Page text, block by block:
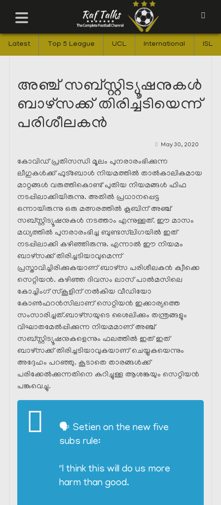
Latest Top 5 League UCL International ISL
അഞ്ച് സബ്സ്റ്റിട്യൂഷനുകൾ
ബാഴ്സക്ക് തിരിച്ചടിയെന്ന്
പരിശീലകൻ
May 30, 2020
കോവിഡ് പ്രതിസന്ധി മൂലം പുനരാരംഭിക്കുന്ന
ലീഗുകൾക്ക് ഫുട്ബോൾ നിയമത്തിൽ താൽകാലികമായ
മാറ്റങ്ങൾ വരുത്തികൊണ്ട് പുതിയ നിയമങ്ങൾ ഫിഫ
നടപ്പിലാക്കിയിരുന്നു. അതിൽ പ്രധാനപ്പെട്ട
ഒന്നായിരുന്നു ഒരു മത്സരത്തിൽ ക്ലബിന് അഞ്ച്
സബ്സ്റ്റിട്യൂഷനുകൾ നടത്താം എന്നുള്ളത്. ഈ മാസം
മധ്യത്തിൽ പുനരാരംഭിച്ച ബുണ്ടസ്‌ലിഗയിൽ ഇത്
നടപ്പിലാക്കി കഴിഞ്ഞിരുന്നു. എന്നാൽ ഈ നിയമം
ബാഴ്സക്ക് തിരിച്ചടിയാവുമെന്ന്
പ്രസ്താവിച്ചിരിക്കുകയാണ് ബാഴ്‌സ പരിശീലകൻ ക്വീക്കെ
സെറ്റിയൻ. കഴിഞ്ഞ ദിവസം ലാസ് പാൽമസിലെ
കോച്ചിംഗ് സ്‌കൂളിന് നൽകിയ വീഡിയോ
കോൺഫറൻസിലാണ് സെറ്റിയൻ ഇക്കാര്യത്തെ
സംസാരിച്ചത്.ബാഴ്‌സയുടെ ശൈലിക്കും തന്ത്രങ്ങളും
വിഘാതമേൽപ്പിക്കുന്ന നിയമമാണ് അഞ്ച്
സബ്സ്റ്റിട്യൂഷനുകളെന്നും ഫലത്തിൽ ഇത് ഇത്
ബാഴ്സക്ക് തിരിച്ചടിയാവുകയാണ് ചെയ്യുകയെന്നും
അദ്ദേഹം പറഞ്ഞു. കൂടാതെ താരങ്ങൾക്ക്
പരിക്കേൽക്കുന്നതിനെ കുറിച്ചുള്ള ആശങ്കയും സെറ്റിയൻ
പങ്കുവെച്ചു.
🗣 Setien on the new five
subs rule:
"I think this will do us more
harm than good.